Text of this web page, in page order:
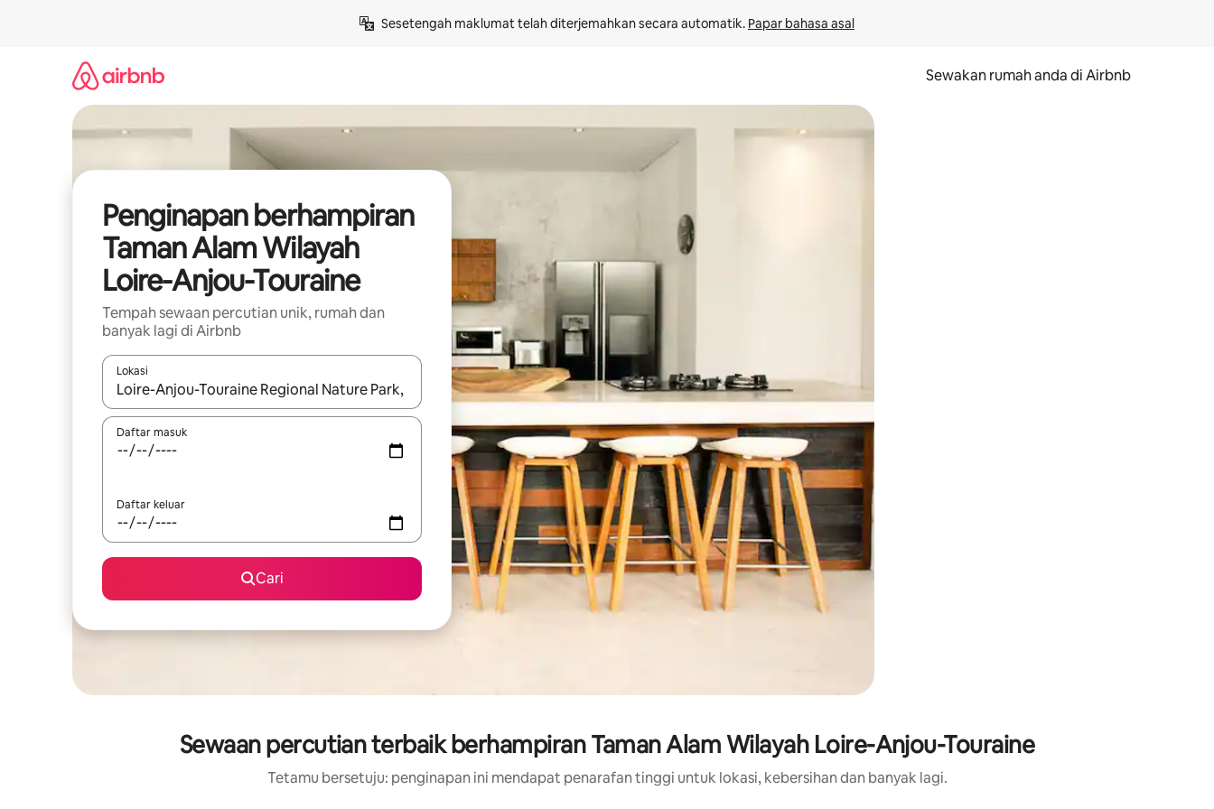
Sesetengah maklumat telah diterjemahkan secara automatik. Papar bahasa asal
Sewakan rumah anda di Airbnb
Penginapan berhampiran
Taman Alam Wilayah
Loire-Anjou-Touraine
Tempah sewaan percutian unik, rumah dan
banyak lagi di Airbnb
Lokasi
Apabila hasil tersedia, navigasi dengan kekunci anak panah atas dan bawah atau teroka dengan sentuhan atau gerak leret.
Daftar masuk
Daftar keluar
Cari
Sewaan percutian terbaik berhampiran Taman Alam Wilayah Loire-Anjou-Touraine
Tetamu bersetuju: penginapan ini mendapat penarafan tinggi untuk lokasi, kebersihan dan banyak lagi.